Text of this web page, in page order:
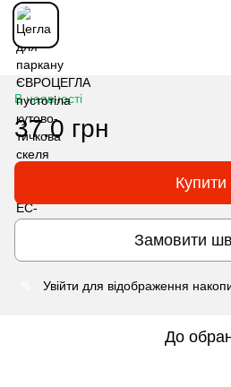
В наявності
37.0 грн
Купити
Замовити
Увійти для відображення
До